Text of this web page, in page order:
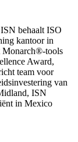
behaalt ISO
kantoor in
Monarch®-tools
Award,
team voor
van
ISN
in Mexico